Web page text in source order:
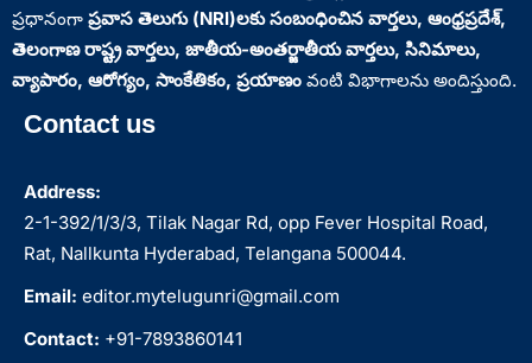
ప్రధానంగా ప్రవాస తెలుగు (NRI)లకు సంబంధించిన వార్తలు, ఆంధ్రప్రదేశ్‌,
తెలంగాణ రాష్ట్ర వార్తలు, జాతీయ-అంతర్జాతీయ వార్తలు, సినిమాలు,
వ్యాపారం, ఆరోగ్యం, సాంకేతికం, ప్రయాణం వంటి విభాగాలను అందిస్తుంది.
Contact us
Address:
2-1-392/1/3/3, Tilak Nagar Rd, opp Fever Hospital Road,
Rat, Nallkunta Hyderabad, Telangana 500044.
Email: editor.mytelugunri@gmail.com
Contact: +91-7893860141